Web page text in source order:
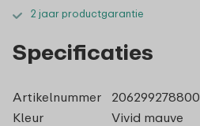
2 jaar productgarantie
Specificaties
Artikelnummer
206299278800
Kleur
Vivid mauve